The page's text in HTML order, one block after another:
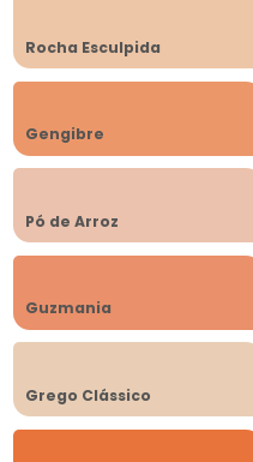
Rocha Esculpida
Gengibre
Pó de Arroz
Guzmania
Grego Clássico